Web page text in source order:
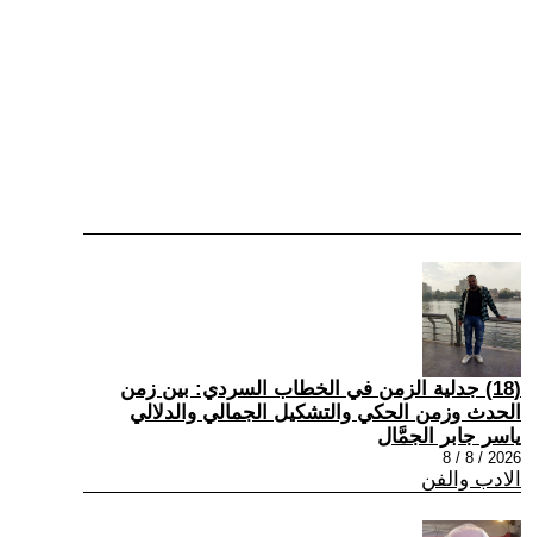
(18) جدلية الزمن في الخطاب السردي: بين زمن
الحدث وزمن الحكي والتشكيل الجمالي والدلالي
ياسر جابر الجمَّال
2026 / 8 / 8
الادب والفن